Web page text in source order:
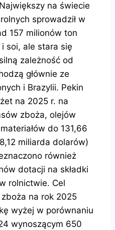
na świecie
sprowadził w
157 milionów ton
soi, ale stara się
zależność od
głównie ze
i Brazylii. Pekin
na 2025 r. na
zboża, olejów
do 131,66
miliarda dolarów)
również
dotacji na składki
rolnictwie. Cel
na rok 2025
wyżej w porównaniu
wynoszącym 650